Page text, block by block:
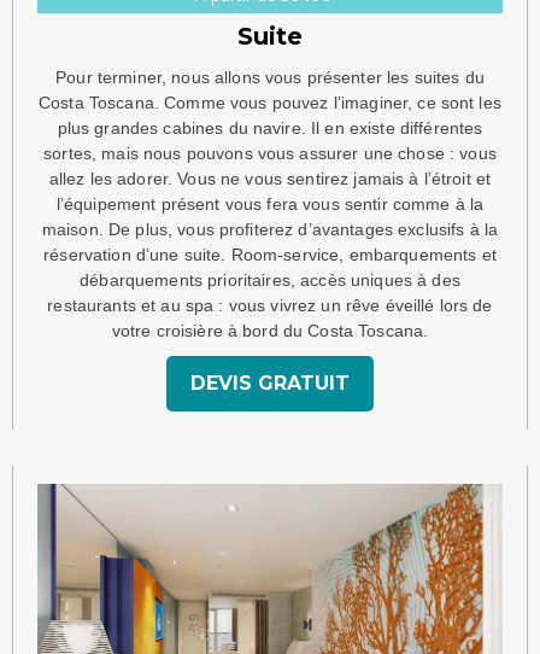
Suite
Pour terminer, nous allons vous présenter les suites du
Costa Toscana. Comme vous pouvez l’imaginer, ce sont les
plus grandes cabines du navire. Il en existe différentes
sortes, mais nous pouvons vous assurer une chose : vous
allez les adorer. Vous ne vous sentirez jamais à l’étroit et
l’équipement présent vous fera vous sentir comme à la
maison. De plus, vous profiterez d’avantages exclusifs à la
réservation d’une suite. Room-service, embarquements et
débarquements prioritaires, accès uniques à des
restaurants et au spa : vous vivrez un rêve éveillé lors de
votre croisière à bord du Costa Toscana.
DEVIS GRATUIT